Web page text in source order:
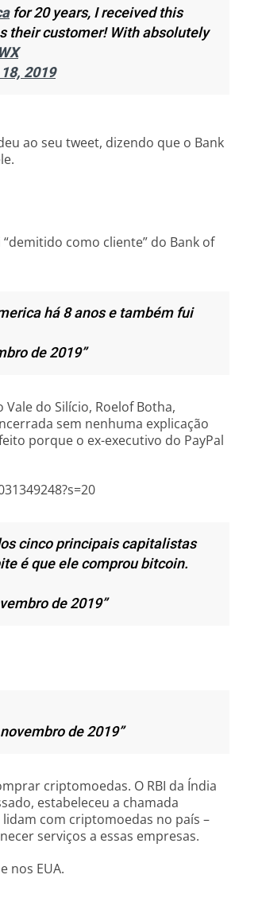
for 20 years, I received this
their customer! With absolutely
2019
ao seu tweet, dizendo que o Bank
como cliente” do Bank of
há 8 anos e também fui
de 2019”
do Silício, Roelof Botha,
sem nenhuma explicação
porque o ex-executivo do PayPal
cinco principais capitalistas
é que ele comprou bitcoin.
de 2019”
de 2019”
criptomoedas. O RBI da Índia
estabeleceu a chamada
com criptomoedas no país –
serviços a essas empresas.
nos EUA.